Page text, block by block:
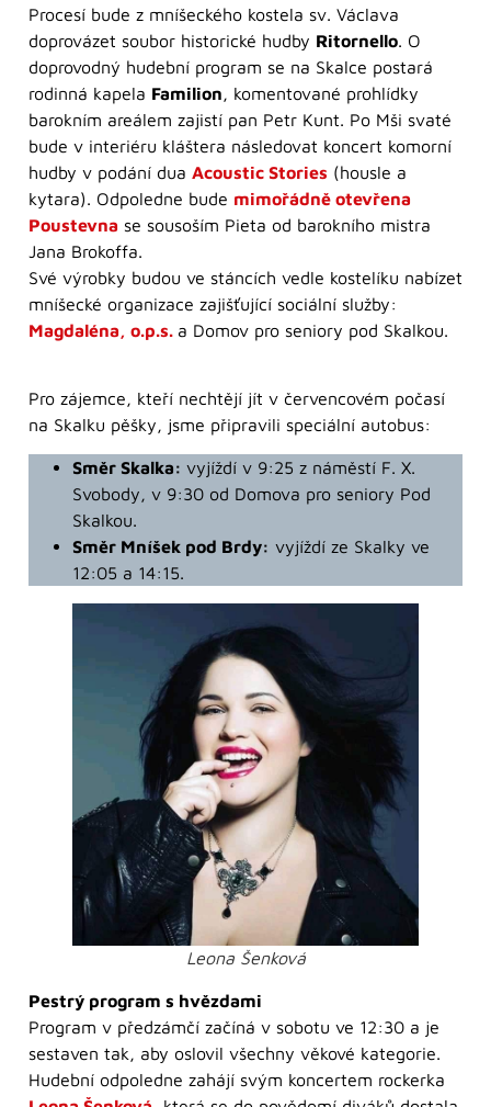
Procesí bude z mníšeckého kostela sv. Václava
doprovázet soubor historické hudby Ritornello. O
doprovodný hudební program se na Skalce postará
rodinná kapela Familion, komentované prohlídky
barokním areálem zajistí pan Petr Kunt. Po Mši svaté
bude v interiéru kláštera následovat koncert komorní
hudby v podání dua Acoustic Stories (housle a
kytara). Odpoledne bude mimořádně otevřena
Poustevna se sousoším Pieta od barokního mistra
Jana Brokoffa.
Své výrobky budou ve stáncích vedle kostelíku nabízet
mníšecké organizace zajišťující sociální služby:
Magdaléna, o.p.s. a Domov pro seniory pod Skalkou.
Pro zájemce, kteří nechtějí jít v červencovém počasí
na Skalku pěšky, jsme připravili speciální autobus:
Směr Skalka: vyjíždí v 9:25 z náměstí F. X.
Svobody, v 9:30 od Domova pro seniory Pod
Skalkou.
Směr Mníšek pod Brdy: vyjíždí ze Skalky ve
12:05 a 14:15.
Leona Šenková
Pestrý program s hvězdami
Program v předzámčí začíná v sobotu ve 12:30 a je
sestaven tak, aby oslovil všechny věkové kategorie.
Hudební odpoledne zahájí svým koncertem rockerka